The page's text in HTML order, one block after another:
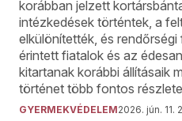
korábban jelzett
intézkedések történtek, a
elkülönítették, és
érintett fiatalok és az
kitartanak korábbi állításaik
történet több fontos
GYERMEKVÉDELEM2026. jún. 11.